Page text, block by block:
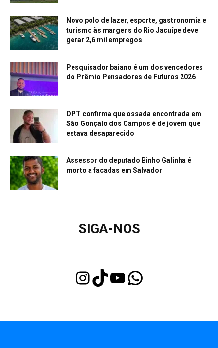
Novo polo de lazer, esporte, gastronomia e
turismo às margens do Rio Jacuípe deve
gerar 2,6 mil empregos
Pesquisador baiano é um dos vencedores
do Prêmio Pensadores de Futuros 2026
DPT confirma que ossada encontrada em
São Gonçalo dos Campos é de jovem que
estava desaparecido
Assessor do deputado Binho Galinha é
morto a facadas em Salvador
SIGA-NOS
InstagramTikTok Youtube WhatsApp